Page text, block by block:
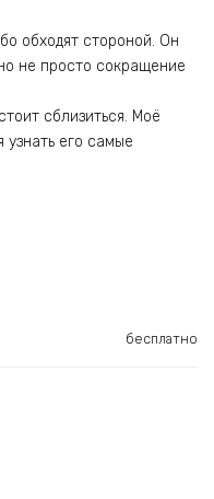
обходят стороной. Он
не просто сокращение
сблизиться. Моё
узнать его самые
бесплатно